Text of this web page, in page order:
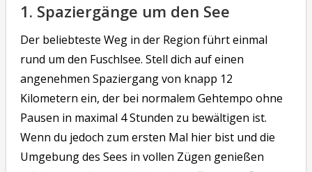
1. Spaziergänge um den See
Der beliebteste Weg in der Region führt einmal
rund um den Fuschlsee. Stell dich auf einen
angenehmen Spaziergang von knapp 12
Kilometern ein, der bei normalem Gehtempo ohne
Pausen in maximal 4 Stunden zu bewältigen ist.
Wenn du jedoch zum ersten Mal hier bist und die
Umgebung des Sees in vollen Zügen genießen